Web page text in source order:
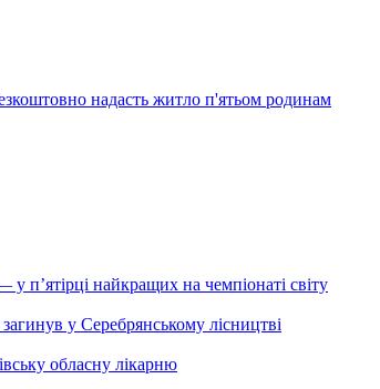
надасть житло п'ятьом родинам
п’ятірці найкращих на чемпіонаті світу
у Серебрянському лісництві
обласну лікарню